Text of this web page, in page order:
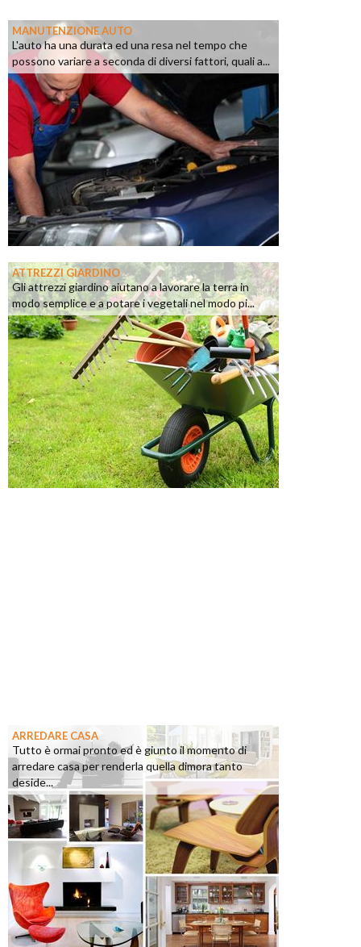
MANUTENZIONE AUTO
L'auto ha una durata ed una resa nel tempo che
possono variare a seconda di diversi fattori, quali a...
ATTREZZI GIARDINO
Gli attrezzi giardino aiutano a lavorare la terra in
modo semplice e a potare i vegetali nel modo pi...
ARREDARE CASA
Tutto è ormai pronto ed è giunto il momento di
arredare casa per renderla quella dimora tanto
deside...